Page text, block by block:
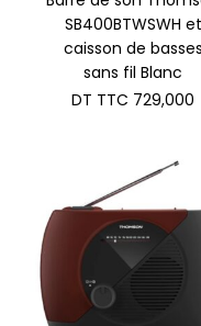
SB400BTWSWH et
caisson de basses
sans fil Blanc
DT TTC 729,000